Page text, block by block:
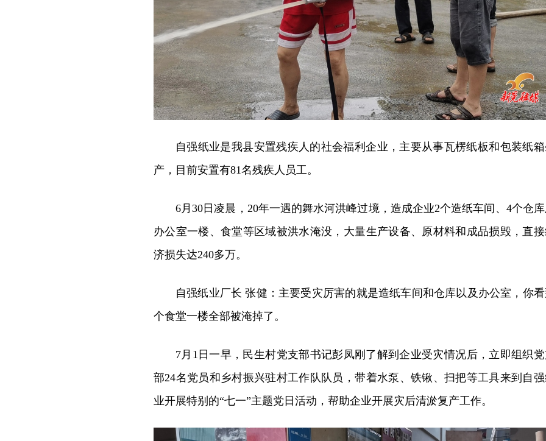
自强纸业是我县安置残疾人的社会福利企业，主要从事瓦楞纸板和包装纸
产，目前安置有81名残疾人员工。
6月30日凌晨，20年一遇的舞水河洪峰过境，造成企业2个造纸车间、4个仓
办公室一楼、食堂等区域被洪水淹没，大量生产设备、原材料和成品损毁，直
济损失达240多万。
自强纸业厂长 张健：主要受灾厉害的就是造纸车间和仓库以及办公室，你
个食堂一楼全部被淹掉了。
7月1日一早，民生村党支部书记彭凤刚了解到企业受灾情况后，立即组织
部24名党员和乡村振兴驻村工作队队员，带着水泵、铁锹、扫把等工具来到自
业开展特别的“七一”主题党日活动，帮助企业开展灾后清淤复产工作。